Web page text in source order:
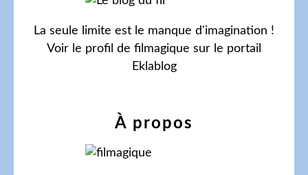
La seule limite est le manque d'imagination !
Voir le profil de filmagique sur le portail
Eklablog
À propos